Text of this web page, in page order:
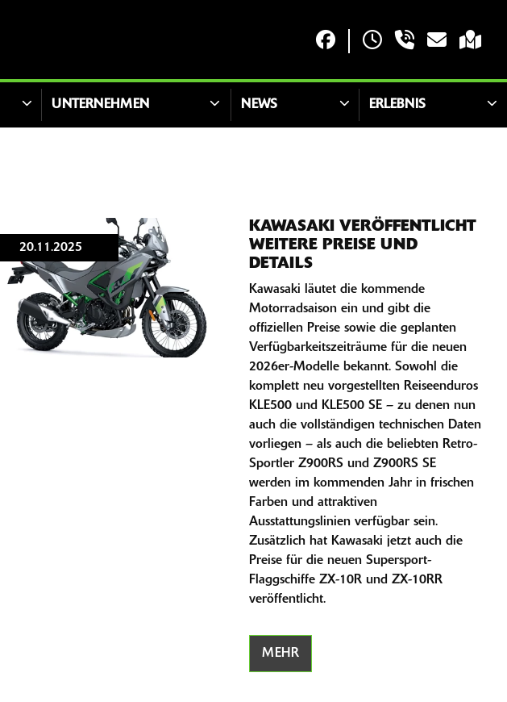
UNTERNEHMEN NEWS ERLEBNIS
20.11.2025
KAWASAKI VERÖFFENTLICHT
WEITERE PREISE UND
DETAILS
Kawasaki läutet die kommende
Motorradsaison ein und gibt die
offiziellen Preise sowie die geplanten
Verfügbarkeitszeiträume für die neuen
2026er-Modelle bekannt. Sowohl die
komplett neu vorgestellten Reiseenduros
KLE500 und KLE500 SE – zu denen nun
auch die vollständigen technischen Daten
vorliegen – als auch die beliebten Retro-
Sportler Z900RS und Z900RS SE
werden im kommenden Jahr in frischen
Farben und attraktiven
Ausstattungslinien verfügbar sein.
Zusätzlich hat Kawasaki jetzt auch die
Preise für die neuen Supersport-
Flaggschiffe ZX-10R und ZX-10RR
veröffentlicht.
MEHR